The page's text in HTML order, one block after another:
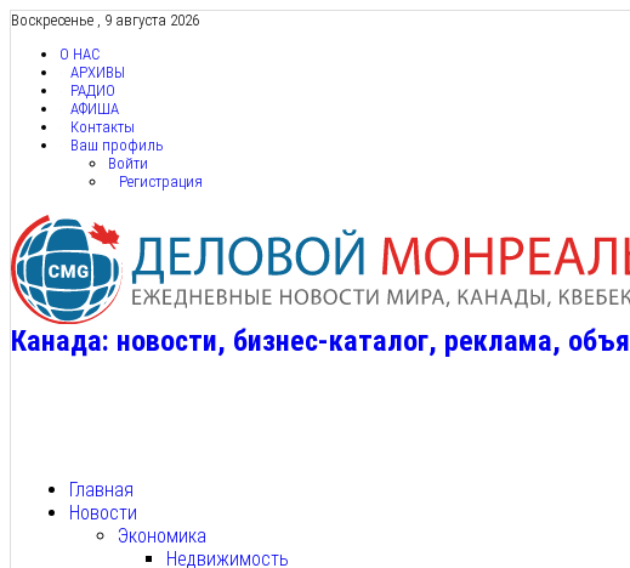
Воскресенье , 9 августа 2026
О НАС
АРХИВЫ
РАДИО
АФИША
Контакты
Ваш профиль
Войти
Регистрация
Канада: новости, бизнес-каталог, реклама,
Главная
Новости
Экономика
Недвижимость